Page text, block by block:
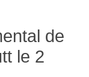
de
le 2